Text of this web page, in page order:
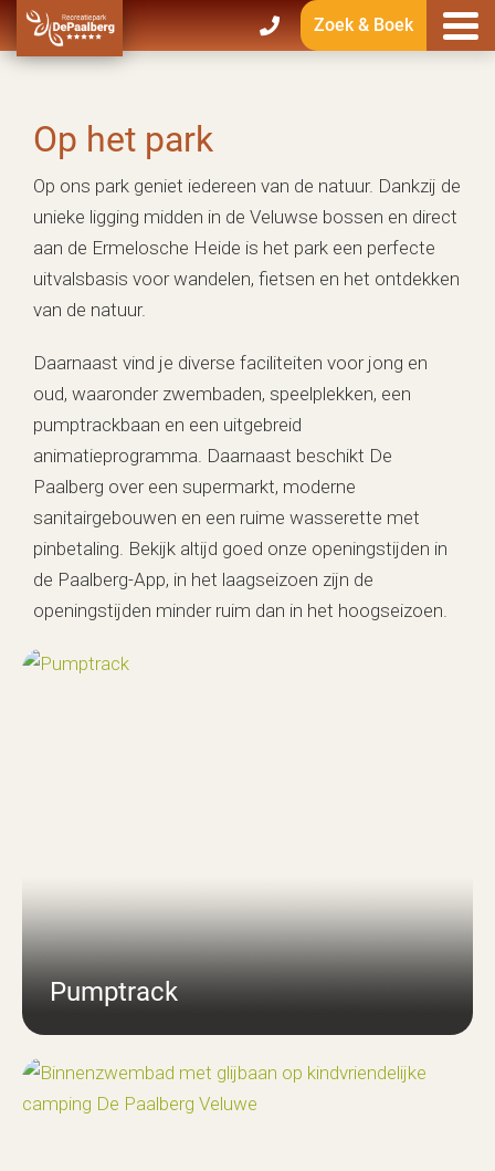
Zoek & Boek
Op het park
Op ons park geniet iedereen van de natuur. Dankzij de
unieke ligging midden in de Veluwse bossen en direct
aan de Ermelosche Heide is het park een perfecte
uitvalsbasis voor wandelen, fietsen en het ontdekken
van de natuur.
Daarnaast vind je diverse faciliteiten voor jong en
oud, waaronder zwembaden, speelplekken, een
pumptrackbaan en een uitgebreid
animatieprogramma. Daarnaast beschikt De
Paalberg over een supermarkt, moderne
sanitairgebouwen en een ruime wasserette met
pinbetaling. Bekijk altijd goed onze openingstijden in
de Paalberg-App, in het laagseizoen zijn de
openingstijden minder ruim dan in het hoogseizoen.
Pumptrack